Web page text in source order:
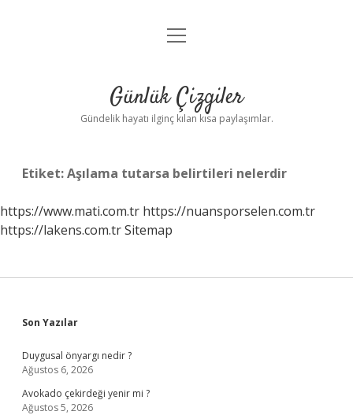
Anasayfa
Yasal Uyarı
menüyü
Günlük Çizgiler
Gündelik hayatı ilginç kılan kısa paylaşımlar.
Etiket:Aşılama tutarsa belirtileri nelerdir
https://www.mati.com.tr https://nuansporselen.com.tr
https://lakens.com.trSitemap
Sidebar
Son Yazılar
Duygusal önyargı nedir ?
Ağustos 6, 2026
Avokado çekirdeği yenir mi ?
Ağustos 5, 2026